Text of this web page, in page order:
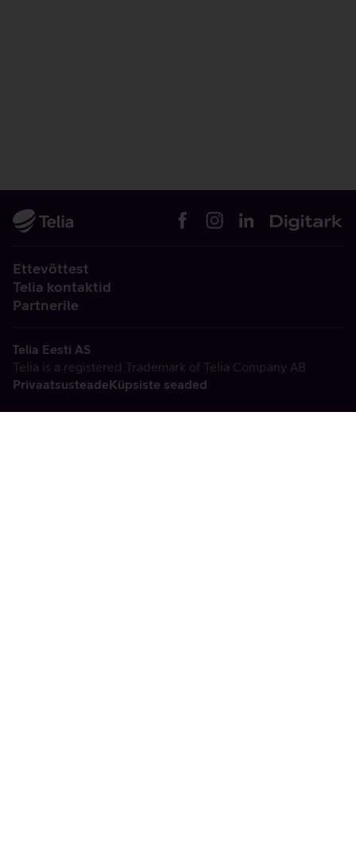
Ettevõttest
Telia kontaktid
Partnerile
Telia Eesti AS
Telia is a registered Trademark of Telia Company AB
PrivaatsusteadeKüpsiste seaded